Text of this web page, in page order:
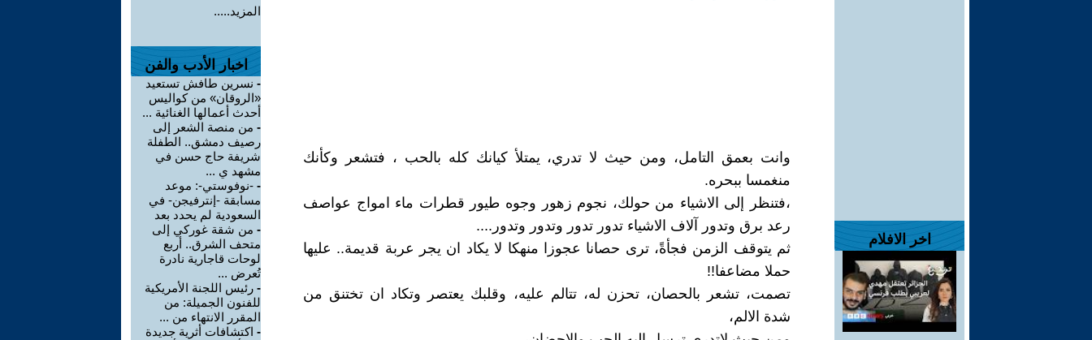
اخر الافلام
وانت بعمق التامل، ومن حيث لا تدري، يمتلأ كيانك كله بالحب ، فتشعر وكأنك
منغمسا ببحره.
،فتنظر إلى الاشياء من حولك، نجوم زهور وجوه طيور قطرات ماء امواج عواصف
رعد برق وتدور آلاف الاشياء تدور تدور وتدور وتدور....
ثم يتوقف الزمن فجأةً، ترى حصانا عجوزا منهكا لا يكاد ان يجر عربة قديمة.. عليها
حملا مضاعفا!!
تصمت، تشعر بالحصان، تحزن له، تتالم عليه، وقلبك يعتصر وتكاد ان تختنق من
شدة الالم،
المزيد.....
اخبار الأدب والفن
- نسرين طافش تستعيد
«الروقان» من كواليس
أحدث أعمالها الغنائية ...
- من منصة الشعر إلى
رصيف دمشق.. الطفلة
شريفة حاج حسن في
مشهد ي ...
- -نوفوستي-: موعد
مسابقة -إنترفيجن- في
السعودية لم يحدد بعد
- من شقة غوركي إلى
متحف الشرق.. أربع
لوحات قاجارية نادرة
تُعرض ...
- رئيس اللجنة الأمريكية
للفنون الجميلة: من
المقرر الانتهاء من ...
- اكتشافات أثرية جديدة